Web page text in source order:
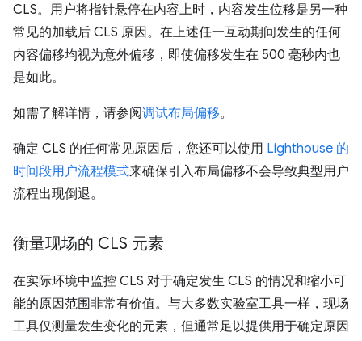
CLS。用户将指针悬停在内容上时，内容发生位移是另一种
常见的加载后 CLS 原因。在上述任一互动期间发生的任何
内容偏移均视为意外偏移，即使偏移发生在 500 毫秒内也
是如此。
如需了解详情，请参阅调试布局偏移。
确定 CLS 的任何常见原因后，您还可以使用 Lighthouse 的
时间段用户流程模式来确保引入布局偏移不会导致典型用户
流程出现倒退。
衡量现场的 CLS 元素
在实际环境中监控 CLS 对于确定发生 CLS 的情况和缩小可
能的原因范围非常有价值。与大多数实验室工具一样，现场
工具仅测量发生变化的元素，但通常足以提供用于确定原因